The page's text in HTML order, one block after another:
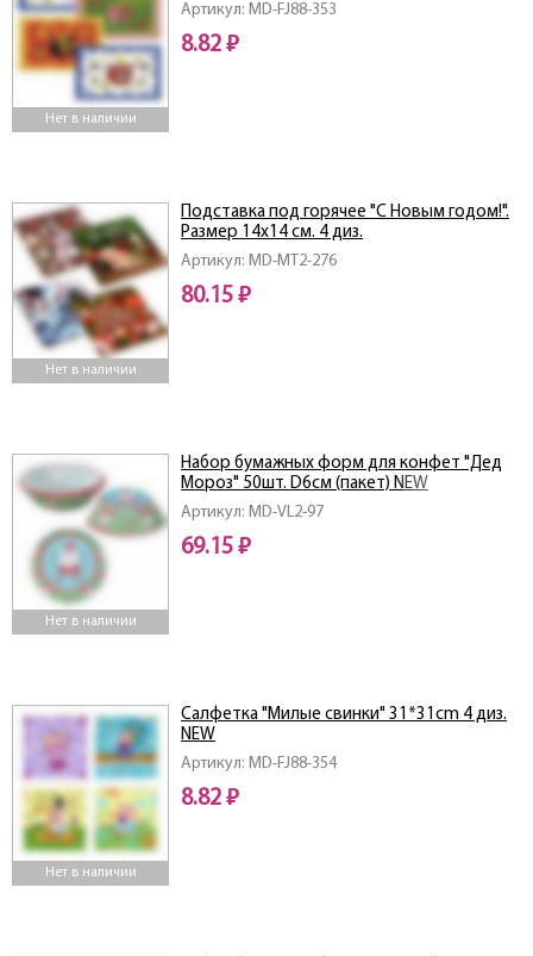
Нет в наличии
Артикул: MD-FJ88-353
8.82 ₽
Нет в наличии
Артикул: MD-МТ2-276
Подставка под горячее "С Новым годом!".
Размер 14х14 см. 4 диз.
80.15 ₽
Нет в наличии
Артикул: MD-VL2-97
Набор бумажных форм для конфет "Дед
Мороз" 50шт. D6см (пакет) NEW
69.15 ₽
Нет в наличии
Артикул: MD-FJ88-354
Салфетка "Милые свинки" 31*31cm 4 диз.
NEW
8.82 ₽